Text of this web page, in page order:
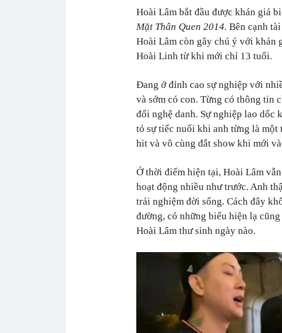
Hoài Lâm bắt đầu được khán giả
Mặt Thân Quen 2014. Bên cạnh
Hoài Lâm còn gây chú ý với khán
Hoài Linh từ khi mới chỉ 13 tuổi.
Đang ở đỉnh cao sự nghiệp với
và sớm có con. Từng có thông tin
đổi nghệ danh. Sự nghiệp lao dốc
tỏ sự tiếc nuối khi anh từng là một
hit và vô cùng đắt show khi mới
Ở thời điểm hiện tại, Hoài Lâm
hoạt động nhiều như trước. Anh
trải nghiệm đời sống. Cách đây
đường, có những biểu hiện lạ
Hoài Lâm thư sinh ngày nào.